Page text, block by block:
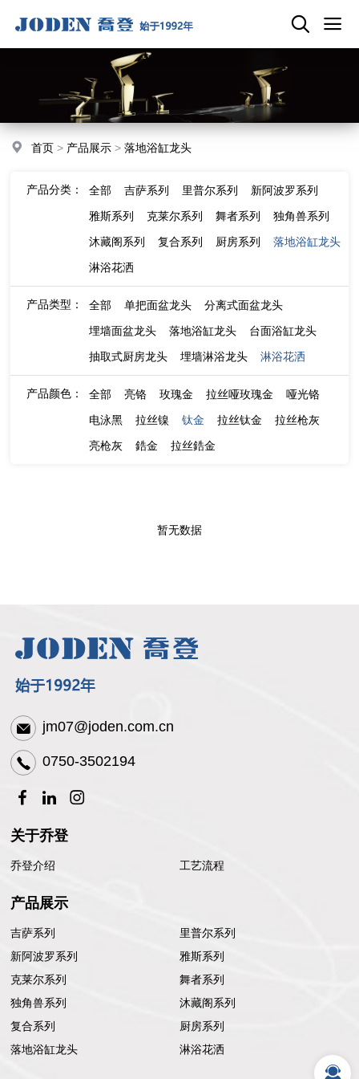
首页 > 产品展示 >落地浴缸龙头
产品分类： 全部 吉萨系列 里普尔系列
新阿波罗系列
雅斯系列
克莱尔系列 舞者系列
独角兽系列
沐藏阁系列
复合系列 厨房系列
落地浴缸龙头
淋浴花洒
产品类型： 全部 单把面盆龙头
分离式面盆龙头
埋墙面盆龙头
落地浴缸龙头
台面浴缸龙头
抽取式厨房龙头
埋墙淋浴龙头 淋浴花洒
产品颜色： 全部 亮铬 玫瑰金 拉丝哑玫瑰金
哑光铬
电泳黑
拉丝镍 钛金 拉丝钛金
拉丝枪灰
亮枪灰
鋯金 拉丝鋯金
暂无数据
jm07@joden.com.cn
0750-3502194
关于乔登
乔登介绍 工艺流程
产品展示
吉萨系列
里普尔系列
新阿波罗系列
雅斯系列
克莱尔系列
舞者系列
独角兽系列
沐藏阁系列
复合系列
厨房系列
落地浴缸龙头
淋浴花洒